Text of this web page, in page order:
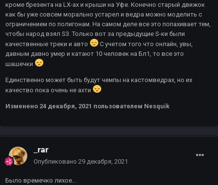
Лучше бы уже что-то сделали с этими дергающимися
машинками в онлайн, выглядит совсем не презентабельно. И
это официальный ролик от разрабов.
кроме брезента на LX-ах и крыши на Уфе. Конечно старый движок
как бы уже совсем морально устарел и ведра можно моделить с
ограничением по полигонам. На самом деле все это попахивает тем,
чтобы народ взял S3. Только вот за предыдущие S-ки были
качественные треки и авто
С учетом того что онлайн, увы,
давным давно умер и катают 10 человек на Бл1, то все это
шашечки
Единственно может быть будут чемпы на кастомведрах, но их
качество пока очень не ахти
Изменено 24 декабря, 2021 пользователем Nesquik
_rar
Опубликовано 29 декабря, 2021
Было времечко лихое...